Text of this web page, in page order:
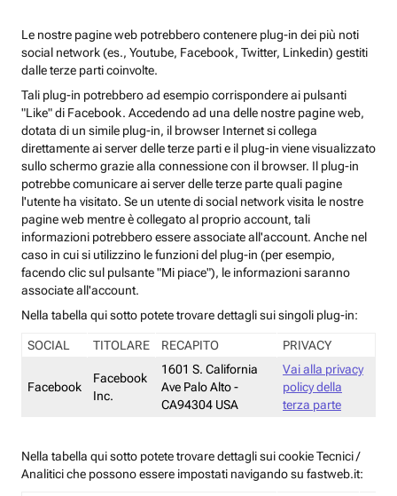
Le nostre pagine web potrebbero contenere plug-in dei più noti
social network (es., Youtube, Facebook, Twitter, Linkedin) gestiti
dalle terze parti coinvolte.
Tali plug-in potrebbero ad esempio corrispondere ai pulsanti
"Like" di Facebook. Accedendo ad una delle nostre pagine web,
dotata di un simile plug-in, il browser Internet si collega
direttamente ai server delle terze parti e il plug-in viene visualizzato
sullo schermo grazie alla connessione con il browser. Il plug-in
potrebbe comunicare ai server delle terze parte quali pagine
l'utente ha visitato. Se un utente di social network visita le nostre
pagine web mentre è collegato al proprio account, tali
informazioni potrebbero essere associate all'account. Anche nel
caso in cui si utilizzino le funzioni del plug-in (per esempio,
facendo clic sul pulsante "Mi piace"), le informazioni saranno
associate all'account.
Nella tabella qui sotto potete trovare dettagli sui singoli plug-in:
SOCIAL TITOLARE RECAPITO PRIVACY
Facebook
Facebook
Inc.
1601 S. California
Ave Palo Alto -
CA94304 USA
Vai alla privacy
policy della
terza parte
Nella tabella qui sotto potete trovare dettagli sui cookie Tecnici /
Analitici che possono essere impostati navigando su fastweb.it: